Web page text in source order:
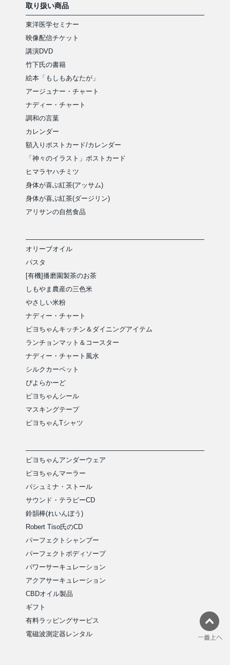
取り扱い商品
東洋医学セミナー
映像配信チケット
講演DVD
竹下氏の書籍
絵本「もしもあなたが」
アージュナー・チャート
ナディー・チャート
調和の言葉
カレンダー
額入りポストカード/カレンダー
「神々のイラスト」ポストカード
ヒマラヤハチミツ
身体が喜ぶ紅茶(アッサム)
身体が喜ぶ紅茶(ダージリン)
アリサンの自然食品
オリーブオイル
パスタ
[有機]播磨園製茶のお茶
しもやま農産の三色米
やさしい米粉
ナディー・チャート
ピヨちゃんキッチン＆ダイニングアイテム
ランチョンマット＆コースター
ナディー・チャート風水
シルクカーペット
ぴよらかーど
ピヨちゃんシール
マスキングテープ
ピヨちゃんTシャツ
ピヨちゃんアンダーウェア
ピヨちゃんマーラー
パシュミナ・ストール
サウンド・テラピーCD
鈴韻棒(れいんぼう)
Robert Tiso氏のCD
パーフェクトシャンプー
パーフェクトボディソープ
パワーサーキュレーション
アクアサーキュレーション
CBDオイル製品
ギフト
有料ラッピングサービス
電磁波測定器レンタル